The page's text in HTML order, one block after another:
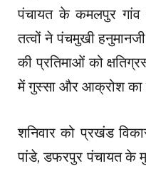
पंचायत के कमलपुर गांव
तत्वों ने पंचमुखी
की प्रतिमाओं को
में गुस्सा और आक्रोश का
शनिवार को प्रखंड
पांडे, डफरपुर पंचायत के